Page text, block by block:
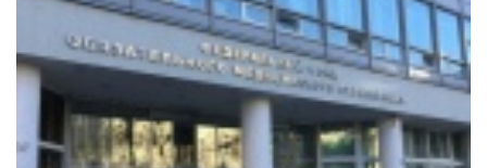
8 (42722) 2-09-34
8 (42722) 2-42-16 - горячая линия
8 (800) 350-01-21 - контакт-центр